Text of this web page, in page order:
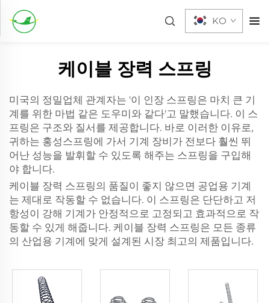
KO
케이블 장력 스프링
미국의 정밀업체 관계자는 '이 인장 스프링은 마치 큰 기
계를 위한 마법 같은 도우미와 같다'고 말했습니다. 이 스
프링은 구조와 질서를 제공합니다. 바로 이러한 이유로,
귀하는 홍성스프링에 가서 기계 장비가 전보다 훨씬 뛰
어난 성능을 발휘할 수 있도록 해주는 스프링을 구입해
야 합니다.
케이블 장력 스프링의 품질이 좋지 않으면 공업용 기계
는 제대로 작동할 수 없습니다. 이 스프링은 단단하고 저
항성이 강해 기계가 안정적으로 고정되고 효과적으로 작
동할 수 있게 해줍니다. 케이블 장력 스프링은 모든 종류
의 산업용 기계에 맞게 설계된 시장 최고의 제품입니다.